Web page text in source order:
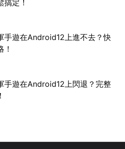
搞定！
手遊在Android12上進不去？快
手遊在Android12上閃退？完整